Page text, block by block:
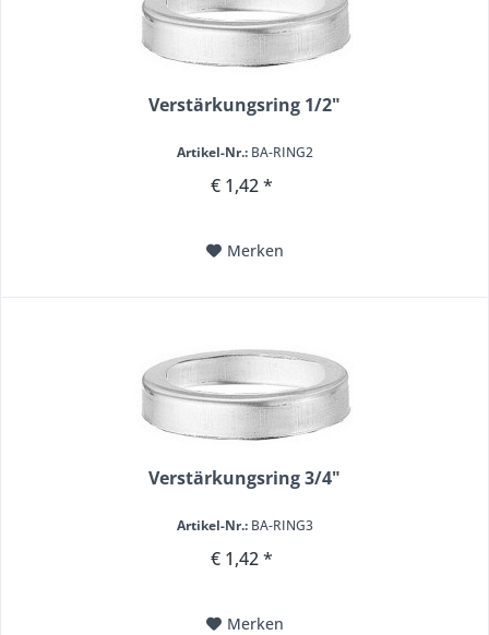
Verstärkungsring 1/2"
Artikel-Nr.:BA-RING2
€ 1,42 *
Merken
Verstärkungsring 3/4"
Artikel-Nr.:BA-RING3
€ 1,42 *
Merken